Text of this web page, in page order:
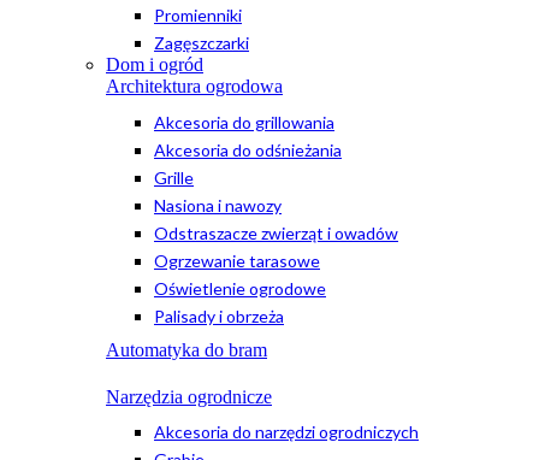
Promienniki
Zagęszczarki
Dom i ogród
Architektura ogrodowa
Akcesoria do grillowania
Akcesoria do odśnieżania
Grille
Nasiona i nawozy
Odstraszacze zwierząt i owadów
Ogrzewanie tarasowe
Oświetlenie ogrodowe
Palisady i obrzeża
Automatyka do bram
Narzędzia ogrodnicze
Akcesoria do narzędzi ogrodniczych